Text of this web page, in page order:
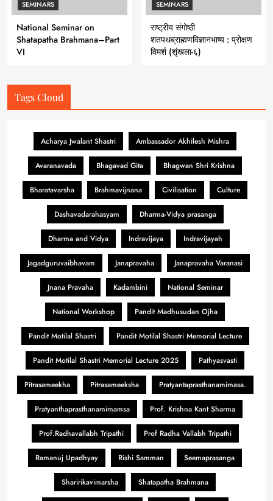
National Seminar on
Shatapatha Brahmana–Part
VI
राष्ट्रीय संगोष्ठी
शतपथब्राह्मणविज्ञानभाष्य : प्रोक्षण
विमर्श (शृंखला-६)
Tags Cloud
Acharya Jwalant Shastri Ambassador Akhilesh Mishra
Avaranavada Bhagavad Gita Bhagwan Shri Krishna
Bharatavarsha Brahmavijnana Civilisation Culture
Dashavadarahasyam Dharma-Vidya prasanga
Dharma and Vidya Indravijaya Indravijayah
Jagadguruvaibhavam Janapravaha Janapravaha Varanasi
Jnana Pravaha Kadambini National Seminar
National Workshop Pandit Madhusudan Ojha
Pandit Motilal Shastri Pandit Motilal Shastri Memorial Lecture
Pandit Motilal Shastri Memorial Lecture 2025 Pathyasvasti
Pitrasameekha Pitrasameeksha Pratyantaprasthanamimasa.
Pratyanthaprasthanamimamsa Prof. Krishna Kant Sharma
Prof.Radhavallabh Tripathi Prof Radha Vallabh Tripathi
Ramanuj Upadhyay Rishi Samman Seemaprasanga
Sharirikavimarsha Shatapatha Brahmana